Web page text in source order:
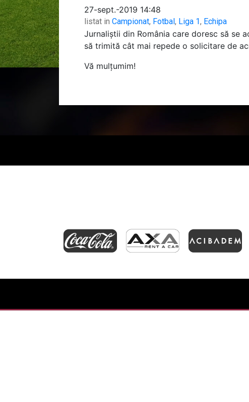
27-sept.-2019 14:48
listat in Campionat, Fotbal, Liga 1, Echipa
Jurnaliștii din România care doresc să se
să trimită cât mai repede o solicitare de
Vă mulțumim!